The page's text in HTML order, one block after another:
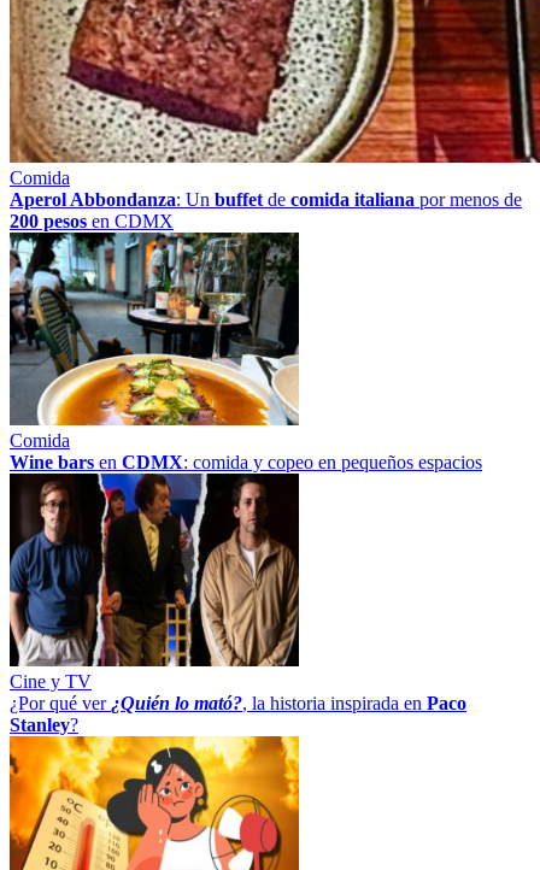
Comida
Aperol Abbondanza: Un buffet de comida italiana por menos de
200 pesos en CDMX
Comida
Wine bars en CDMX: comida y copeo en pequeños espacios
Cine y TV
¿Por qué ver ¿Quién lo mató?, la historia inspirada en Paco
Stanley?